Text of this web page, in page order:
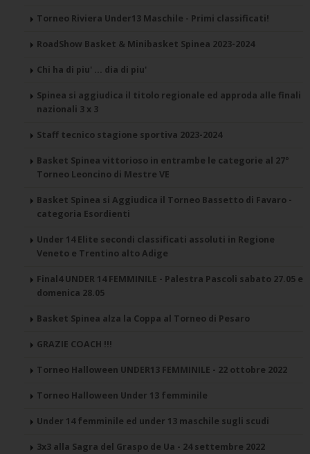
Torneo Riviera Under13 Maschile - Primi classificati!
RoadShow Basket & Minibasket Spinea 2023-2024
Chi ha di piu' ... dia di piu'
Spinea si aggiudica il titolo regionale ed approda alle finali
nazionali 3 x 3
Staff tecnico stagione sportiva 2023-2024
Basket Spinea vittorioso in entrambe le categorie al 27°
Torneo Leoncino di Mestre VE
Basket Spinea si Aggiudica il Torneo Bassetto di Favaro -
categoria Esordienti
Under 14 Elite secondi classificati assoluti in Regione
Veneto e Trentino alto Adige
Final4 UNDER 14 FEMMINILE - Palestra Pascoli sabato 27.05 e
domenica 28.05
Basket Spinea alza la Coppa al Torneo di Pesaro
GRAZIE COACH !!!
Torneo Halloween UNDER13 FEMMINILE - 22 ottobre 2022
Torneo Halloween Under 13 femminile
Under 14 femminile ed under 13 maschile sugli scudi
3x3 alla Sagra del Graspo de Ua - 24 settembre 2022